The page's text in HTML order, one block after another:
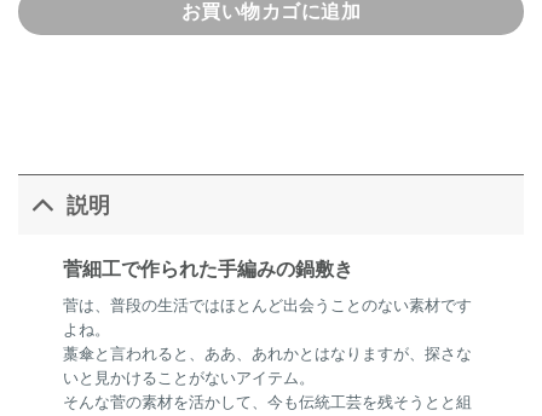
お買い物カゴに追加
説明
菅細工で作られた手編みの鍋敷き
菅は、普段の生活ではほとんど出会うことのない素材です
よね。
藁傘と言われると、ああ、あれかとはなりますが、探さな
いと見かけることがないアイテム。
そんな菅の素材を活かして、今も伝統工芸を残そうとと組